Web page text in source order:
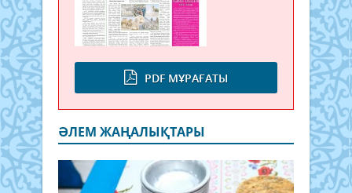
PDF МҰРАҒАТЫ
ӘЛЕМ ЖАҢАЛЫҚТАРЫ